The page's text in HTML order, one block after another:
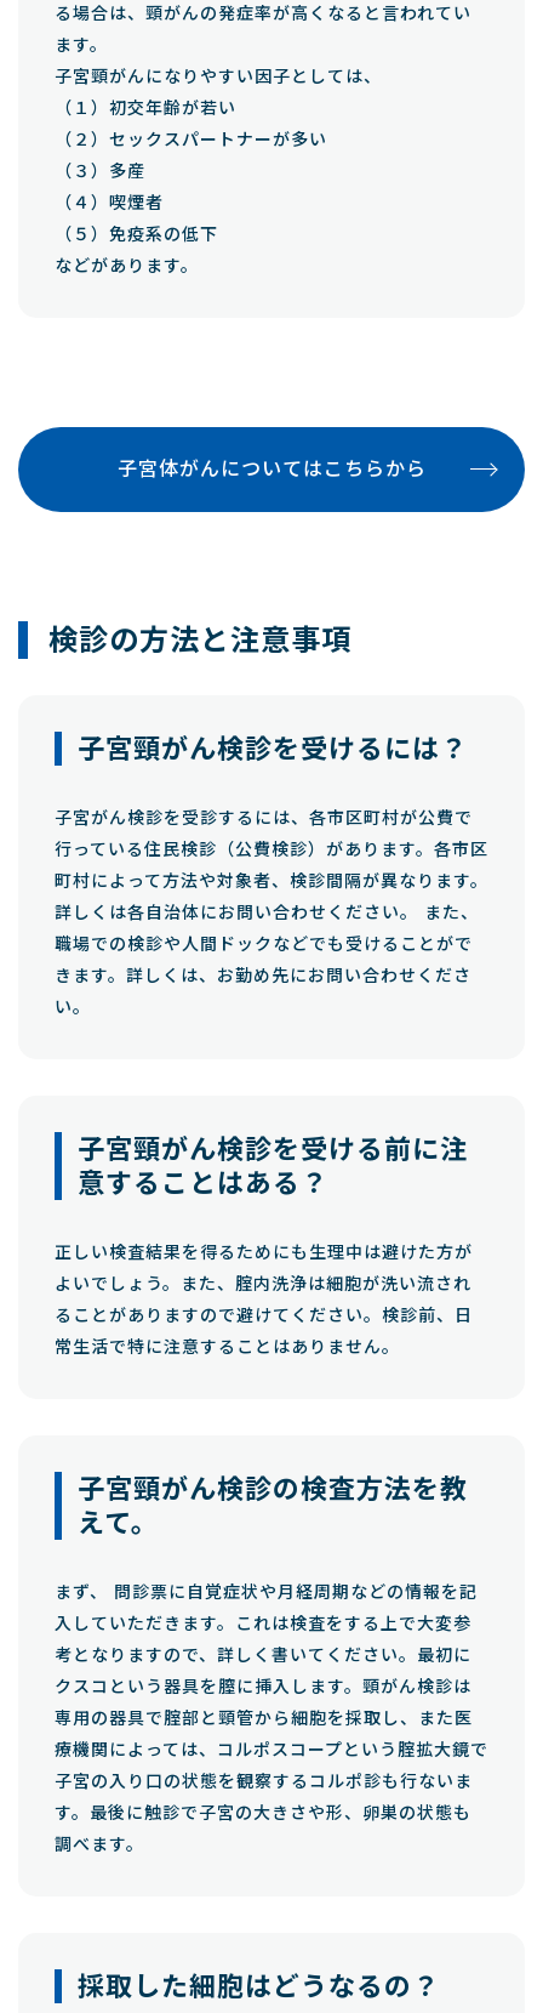
る場合は、頸がんの発症率が高くなると言われてい
ます。
子宮頸がんになりやすい因子としては、
（１）初交年齢が若い
（２）セックスパートナーが多い
（３）多産
（４）喫煙者
（５）免疫系の低下
などがあります。
子宮体がんについてはこちらから
検診の方法と注意事項
子宮頸がん検診を受けるには？
子宮がん検診を受診するには、各市区町村が公費で
行っている住民検診（公費検診）があります。各市区
町村によって方法や対象者、検診間隔が異なります。
詳しくは各自治体にお問い合わせください。 また、
職場での検診や人間ドックなどでも受けることがで
きます。詳しくは、お勤め先にお問い合わせくださ
い。
子宮頸がん検診を受ける前に注
意することはある？
正しい検査結果を得るためにも生理中は避けた方が
よいでしょう。また、腟内洗浄は細胞が洗い流され
ることがありますので避けてください。検診前、日
常生活で特に注意することはありません。
子宮頸がん検診の検査方法を教
えて。
まず、 問診票に自覚症状や月経周期などの情報を記
入していただきます。これは検査をする上で大変参
考となりますので、詳しく書いてください。最初に
クスコという器具を膣に挿入します。頸がん検診は
専用の器具で腟部と頸管から細胞を採取し、また医
療機関によっては、コルポスコープという腟拡大鏡で
子宮の入り口の状態を観察するコルポ診も行ないま
す。最後に触診で子宮の大きさや形、卵巣の状態も
調べます。
採取した細胞はどうなるの？